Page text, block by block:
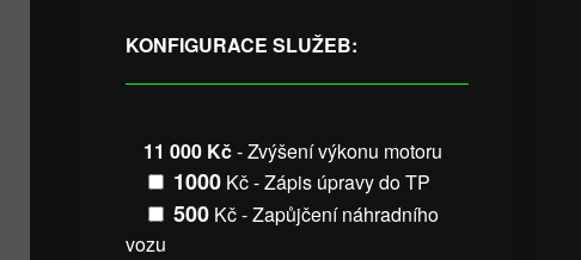
KONFIGURACE SLUŽEB:
11 000 Kč- Zvýšení výkonu motoru
1000Kč - Zápis úpravy do TP
500Kč - Zapůjčení náhradního
vozu